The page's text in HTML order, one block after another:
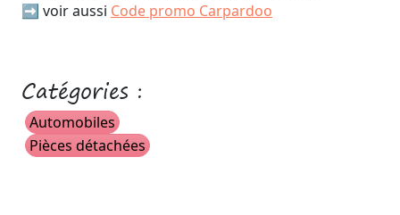
➡️ voir aussi Code promo Carpardoo
Catégories :
Automobiles
Pièces détachées